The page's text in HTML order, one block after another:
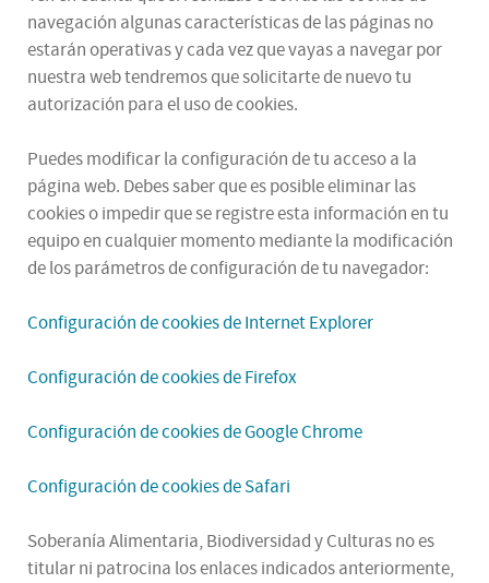
navegación algunas características de las páginas no
estarán operativas y cada vez que vayas a navegar por
nuestra web tendremos que solicitarte de nuevo tu
autorización para el uso de cookies.
Puedes modificar la configuración de tu acceso a la
página web. Debes saber que es posible eliminar las
cookies o impedir que se registre esta información en tu
equipo en cualquier momento mediante la modificación
de los parámetros de configuración de tu navegador:
Configuración de cookies de Internet Explorer
Configuración de cookies de Firefox
Configuración de cookies de Google Chrome
Configuración de cookies de Safari
Soberanía Alimentaria, Biodiversidad y Culturas no es
titular ni patrocina los enlaces indicados anteriormente,